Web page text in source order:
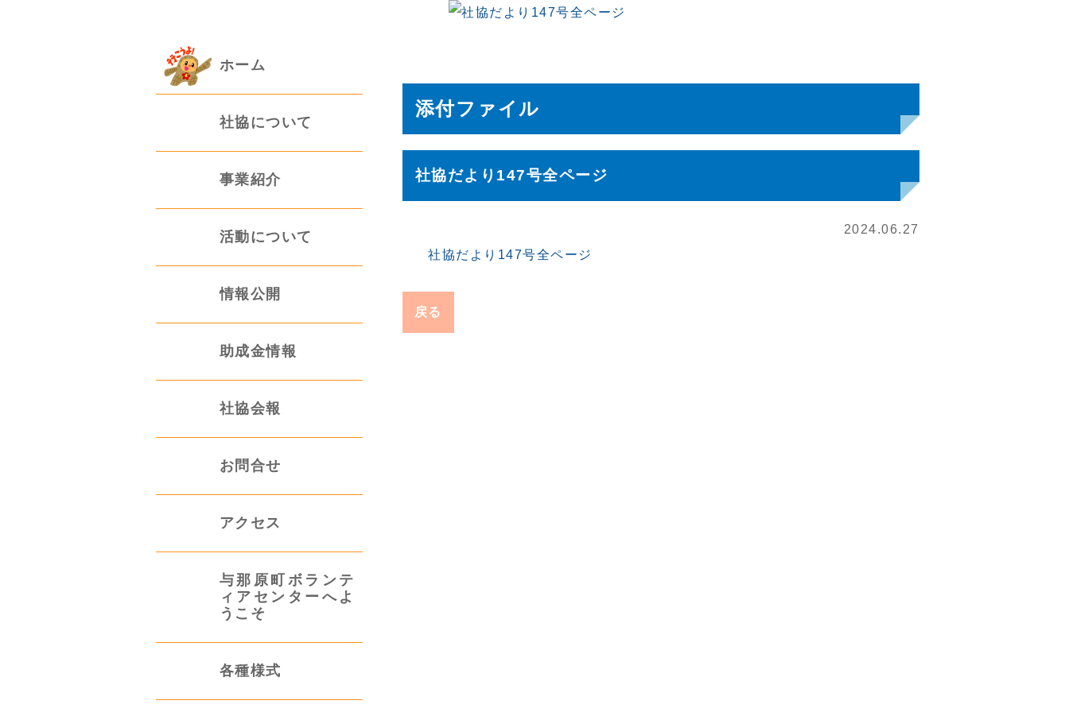
ホーム
社協について
事業紹介
活動について
情報公開
助成金情報
社協会報
お問合せ
アクセス
与那原町ボランテ
ィアセンターへよ
うこそ
各種様式
添付ファイル
社協だより147号全ページ
2024.06.27
社協だより147号全ページ
戻る